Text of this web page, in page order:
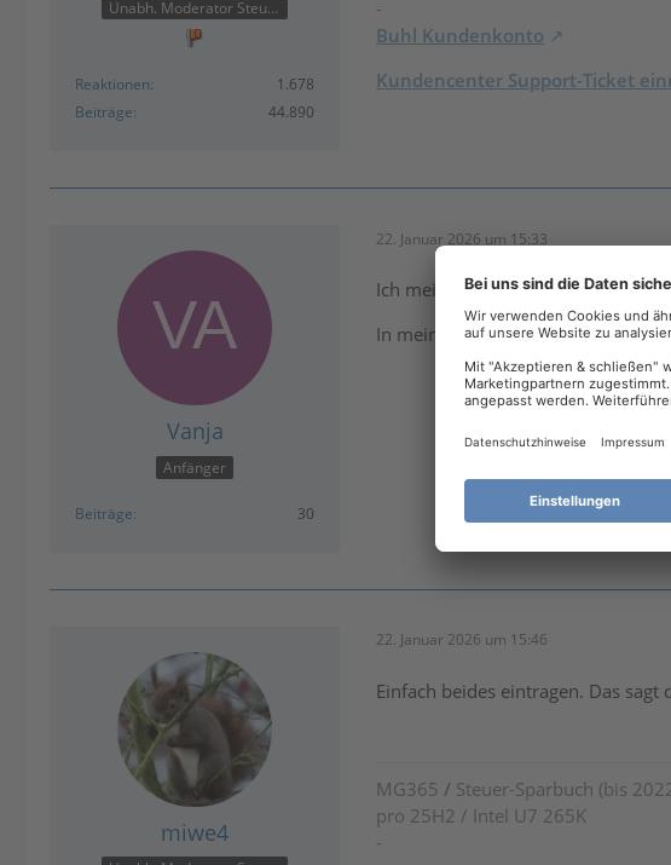
Unabh. Moderator Steuer
Reaktionen
1.678
Beiträge
44.890
-
Buhl Kundenkonto
Kundencenter Support-Ticket
Vanja
Anfänger
Beiträge 30
22. Januar 2026 um 15:33
Ich meine das Wiso Programm
In meinem Fall die ersten 7
miwe4
22. Januar 2026 um 15:46
Einfach beides eintragen. Das
MG365 / Steuer-Sparbuch (bis
pro 25H2 / Intel U7 265K
-